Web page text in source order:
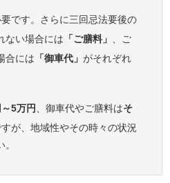
です。さらに三回忌法要後の
ない場合には 「ご膳料」 、ご
合には 「御車代」がそれぞれ
5万円、御車代やご膳料はそ
が、地域性やその時々の状況